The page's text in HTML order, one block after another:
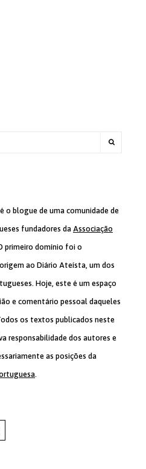
é o blogue de uma comunidade de
fundadores da Associação
primeiro domínio foi o
ao Diário Ateísta, um dos
Hoje, este é um espaço
e comentário pessoal daqueles
os textos publicados neste
responsabilidade dos autores e
as posições da
.